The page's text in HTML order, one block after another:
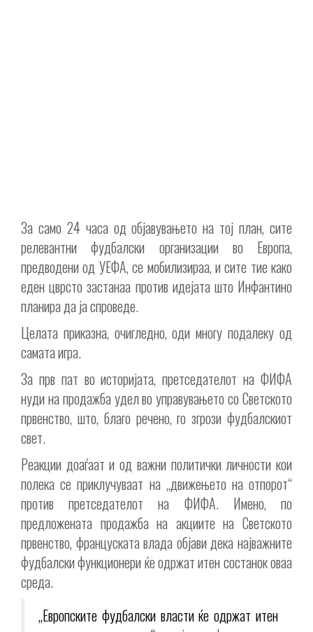
За само 24 часа од објавувањето на тој план, сите
релевантни фудбалски организации во Европа,
предводени од УЕФА, се мобилизираа, и сите тие како
еден цврсто застанаа против идејата што Инфантино
планира да ја спроведе.
Целата приказна, очигледно, оди многу подалеку од
самата игра.
За прв пат во историјата, претседателот на ФИФА
нуди на продажба удел во управувањето со Светското
првенство, што, благо речено, го згрози фудбалскиот
свет.
Реакции доаѓаат и од важни политички личности кои
полека се приклучуваат на „движењето на отпорот“
против претседателот на ФИФА. Имено, по
предложената продажба на акциите на Светското
првенство, француската влада објави дека најважните
фудбалски функционери ќе одржат итен состанок оваа
среда.
„Европските фудбалски власти ќе одржат итен